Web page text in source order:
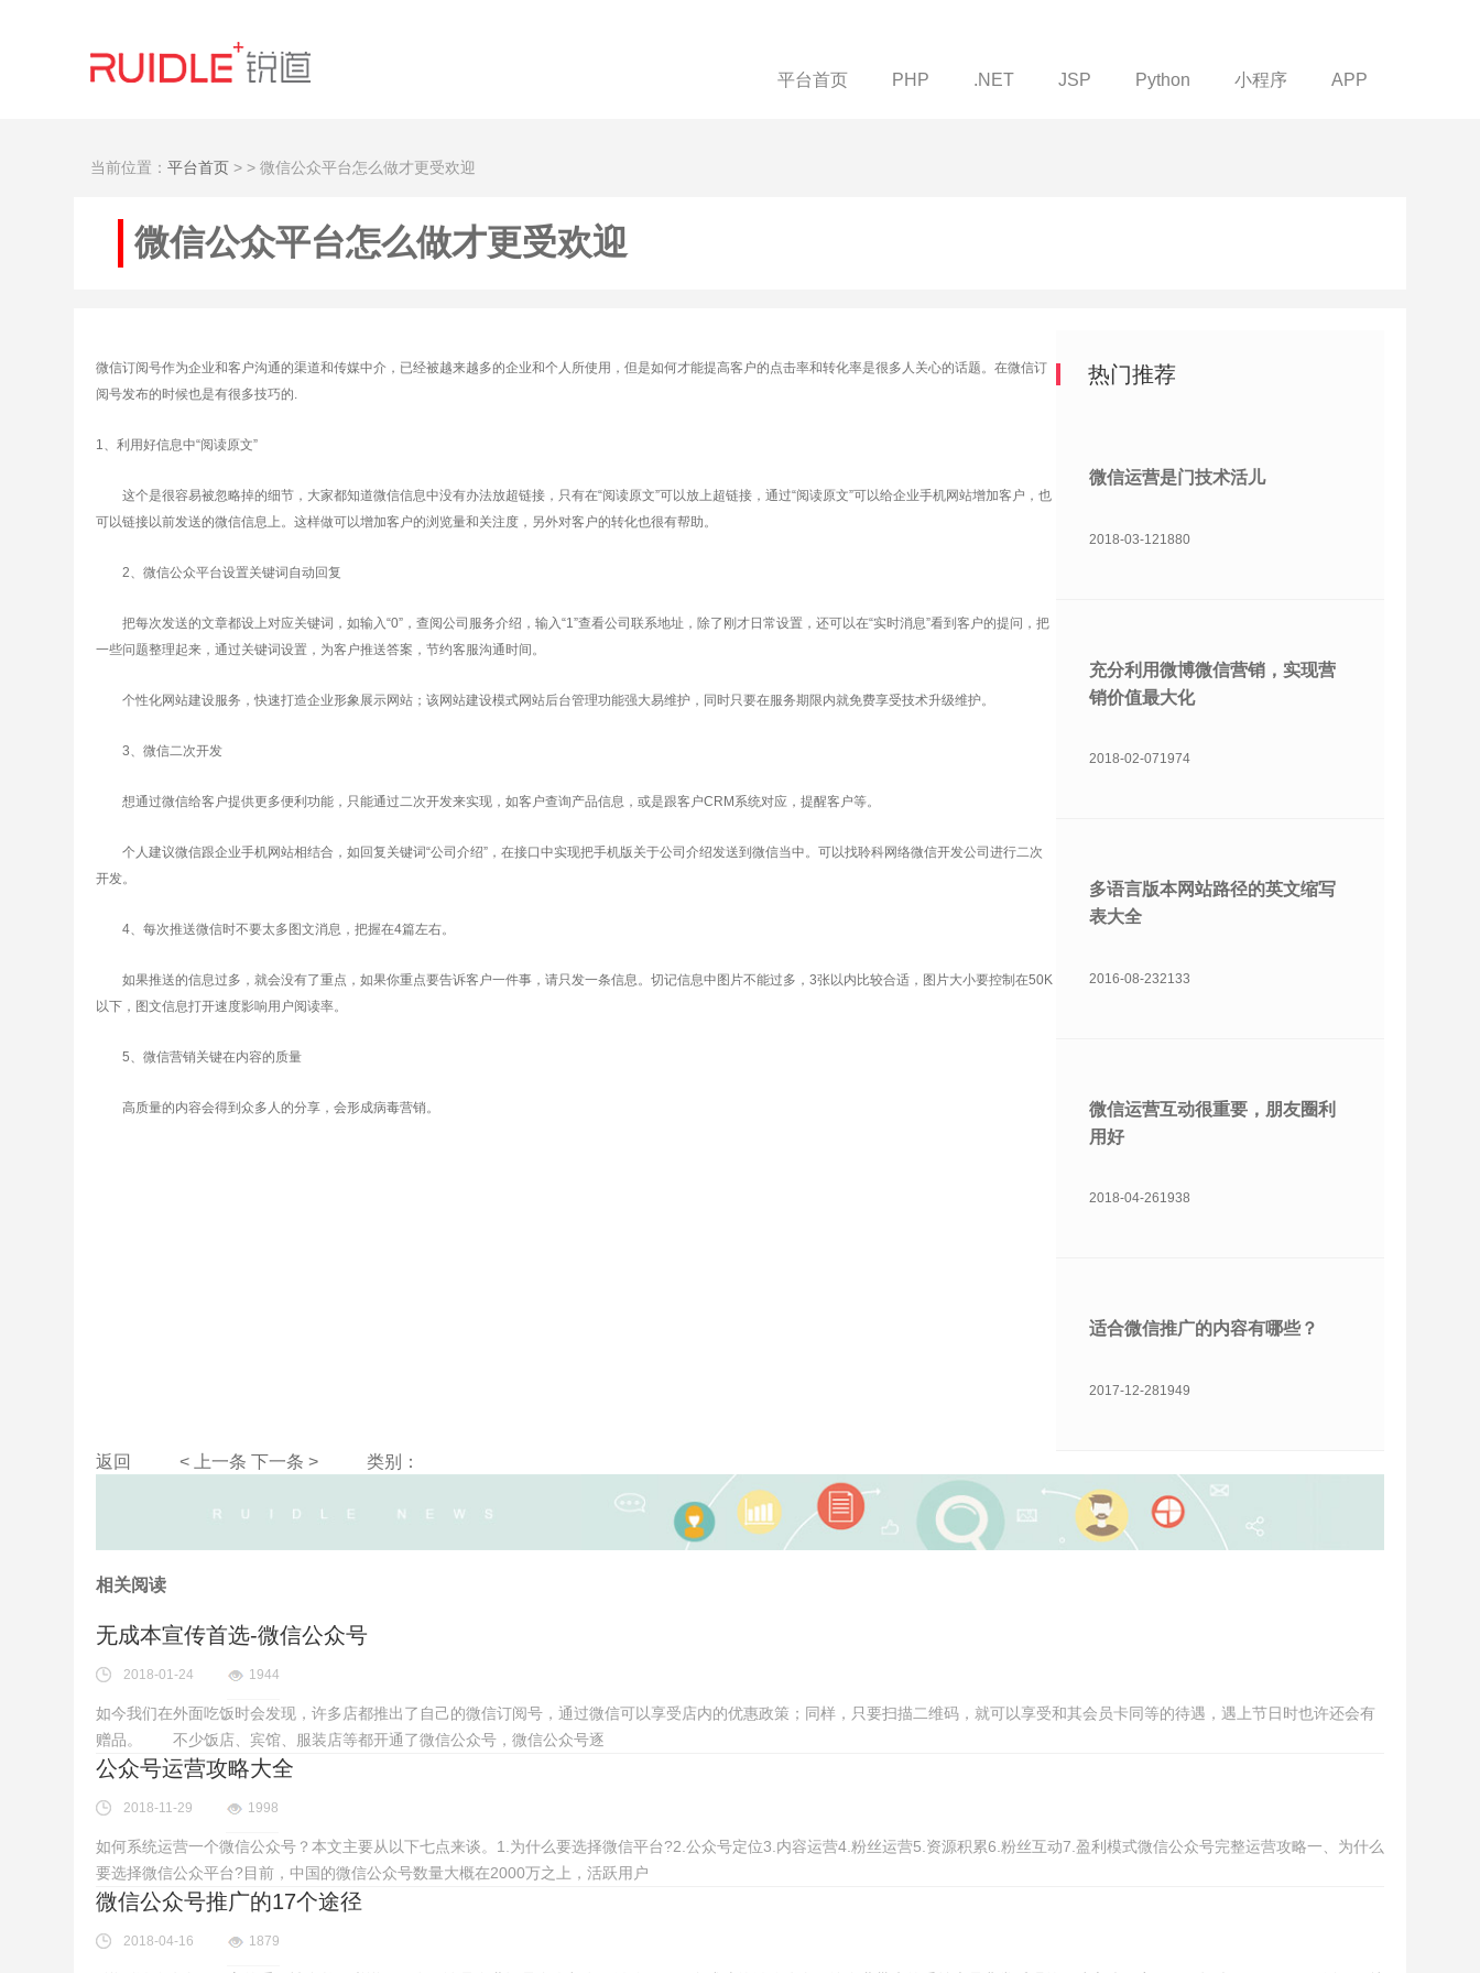
平台首页 PHP .NET JSP Python 小程序 APP
当前位置： 平台首页 > > 微信公众平台怎么做才更受欢迎
微信公众平台怎么做才更受欢迎
热门推荐
微信运营是门技术活儿
2018-03-121880
充分利用微博微信营销，实现营
销价值最大化
2018-02-071974
多语言版本网站路径的英文缩写
表大全
2016-08-232133
微信运营互动很重要，朋友圈利
用好
2018-04-261938
适合微信推广的内容有哪些？
2017-12-281949
微信订阅号作为企业和客户沟通的渠道和传媒中介，已经被越来越多的企业和个人所使用，但是如何才能提高客户的点击率和转化率是很多人关心的话题。在微信订
阅号发布的时候也是有很多技巧的.
1、利用好信息中“阅读原文”
这个是很容易被忽略掉的细节，大家都知道微信信息中没有办法放超链接，只有在“阅读原文”可以放上超链接，通过“阅读原文”可以给企业手机网站增加客户，也
可以链接以前发送的微信信息上。这样做可以增加客户的浏览量和关注度，另外对客户的转化也很有帮助。
2、微信公众平台设置关键词自动回复
把每次发送的文章都设上对应关键词，如输入“0”，查阅公司服务介绍，输入“1”查看公司联系地址，除了刚才日常设置，还可以在“实时消息”看到客户的提问，把
一些问题整理起来，通过关键词设置，为客户推送答案，节约客服沟通时间。
个性化网站建设服务，快速打造企业形象展示网站；该网站建设模式网站后台管理功能强大易维护，同时只要在服务期限内就免费享受技术升级维护。
3、微信二次开发
想通过微信给客户提供更多便利功能，只能通过二次开发来实现，如客户查询产品信息，或是跟客户CRM系统对应，提醒客户等。
个人建议微信跟企业手机网站相结合，如回复关键词“公司介绍”，在接口中实现把手机版关于公司介绍发送到微信当中。可以找聆科网络微信开发公司进行二次
开发。
4、每次推送微信时不要太多图文消息，把握在4篇左右。
如果推送的信息过多，就会没有了重点，如果你重点要告诉客户一件事，请只发一条信息。切记信息中图片不能过多，3张以内比较合适，图片大小要控制在50K
以下，图文信息打开速度影响用户阅读率。
5、微信营销关键在内容的质量
高质量的内容会得到众多人的分享，会形成病毒营销。
返回 < 上一条 下一条 > 类别：
相关阅读
无成本宣传首选-微信公众号
2018-01-24 1944
如今我们在外面吃饭时会发现，许多店都推出了自己的微信订阅号，通过微信可以享受店内的优惠政策；同样，只要扫描二维码，就可以享受和其会员卡同等的待遇，遇上节日时也许还会有
赠品。 不少饭店、宾馆、服装店等都开通了微信公众号，微信公众号逐
公众号运营攻略大全
2018-11-29 1998
如何系统运营一个微信公众号？本文主要从以下七点来谈。1.为什么要选择微信平台?2.公众号定位3.内容运营4.粉丝运营5.资源积累6.粉丝互动7.盈利模式微信公众号完整运营攻略一、为什么
要选择微信公众平台?目前，中国的微信公众号数量大概在2000万之上，活跃用户
微信公众号推广的17个途径
2018-04-16 1879